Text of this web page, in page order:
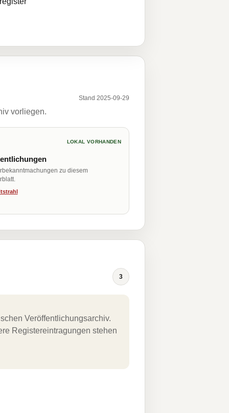
Stand 2025-09-29
vorliegen.
LOKAL VORHANDEN
zu diesem
3
Veröffentlichungsarchiv.
Registereintragungen stehen